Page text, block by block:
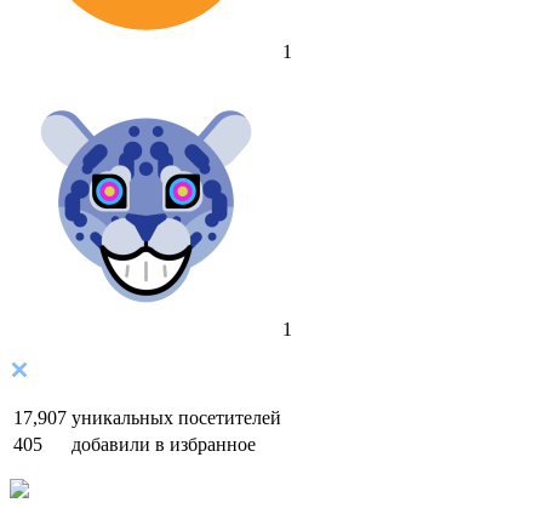
1
1
17,907 уникальных посетителей
405
добавили в избранное